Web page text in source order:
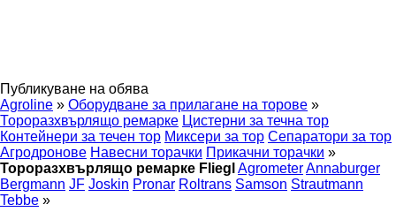
Публикуване на обява
Agroline » Оборудване за прилагане на торове »
Тороразхвърлящо ремарке Цистерни за течна тор
Контейнери за течен тор Миксери за тор Сепаратори за тор
Агродронове Навесни торачки Прикачни торачки »
Тороразхвърлящо ремарке Fliegl AgrometerAnnaburger
Bergmann JF Joskin Pronar Roltrans Samson Strautmann
Tebbe »